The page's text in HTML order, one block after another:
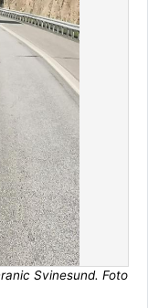
Svinesund. Foto